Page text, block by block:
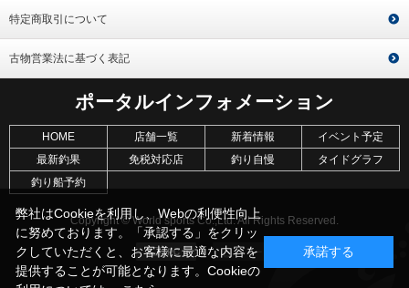
特定商取引について
古物営業法に基づく表記
ポータルインフォメーション
HOME 店舗一覧 新着情報
イベント予定
最新釣果
免税対応店 釣り自慢
タイドグラフ
釣り船予約
Copyright © World sports Co.,Ltd. All Rights Reserved.
弊社はCookieを利用し、Webの利便性向上
に努めております。「承認する」をクリッ
クしていただくと、お客様に最適な内容を
提供することが可能となります。Cookieの
承諾する